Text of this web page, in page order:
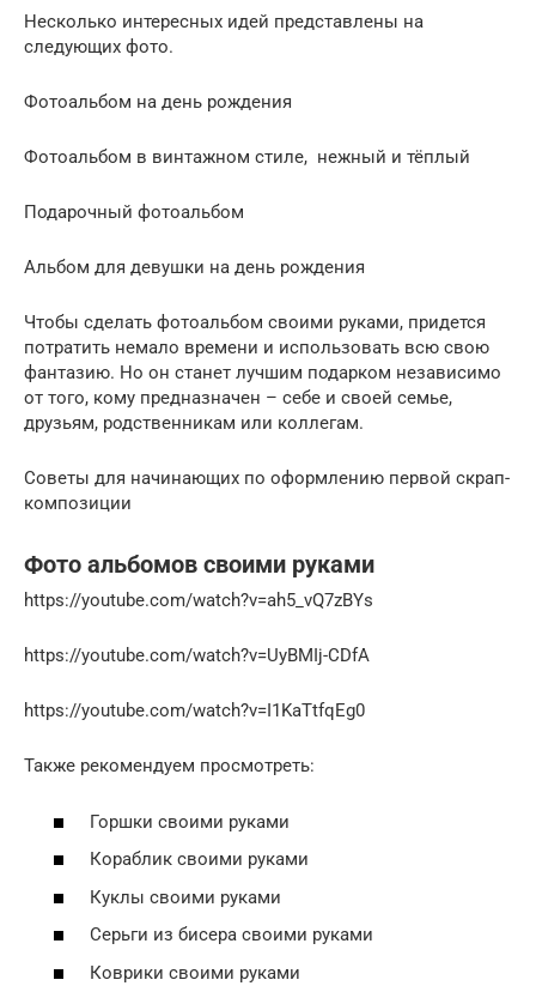
Несколько интересных идей представлены на
следующих фото.
Фотоальбом на день рождения
Фотоальбом в винтажном стиле, нежный и тёплый
Подарочный фотоальбом
Альбом для девушки на день рождения
Чтобы сделать фотоальбом своими руками, придется
потратить немало времени и использовать всю свою
фантазию. Но он станет лучшим подарком независимо
от того, кому предназначен – себе и своей семье,
друзьям, родственникам или коллегам.
Советы для начинающих по оформлению первой скрап-
композиции
Фото альбомов своими руками
https://youtube.com/watch?v=ah5_vQ7zBYs
https://youtube.com/watch?v=UyBMIj-CDfA
https://youtube.com/watch?v=I1KaTtfqEg0
Также рекомендуем просмотреть:
Горшки своими руками
Кораблик своими руками
Куклы своими руками
Серьги из бисера своими руками
Коврики своими руками